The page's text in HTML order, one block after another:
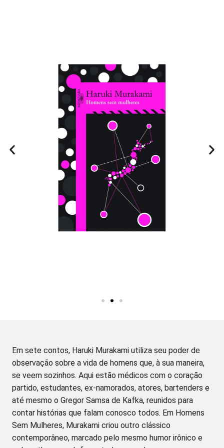
Em sete contos, Haruki Murakami utiliza seu poder de
observação sobre a vida de homens que, à sua maneira,
se veem sozinhos. Aqui estão médicos com o coração
partido, estudantes, ex-namorados, atores, bartenders e
até mesmo o Gregor Samsa de Kafka, reunidos para
contar histórias que falam conosco todos. Em Homens
Sem Mulheres, Murakami criou outro clássico
contemporâneo, marcado pelo mesmo humor irônico e